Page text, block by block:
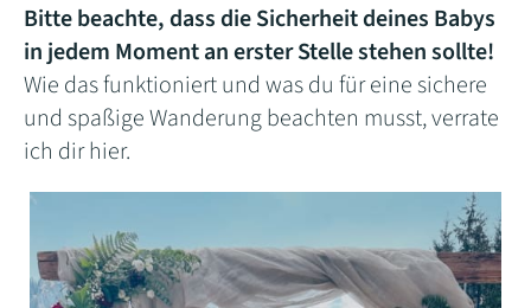
Bitte beachte, dass die Sicherheit deines Babys
in jedem Moment an erster Stelle stehen sollte!
Wie das funktioniert und was du für eine sichere
und spaßige Wanderung beachten musst, verrate
ich dir hier.